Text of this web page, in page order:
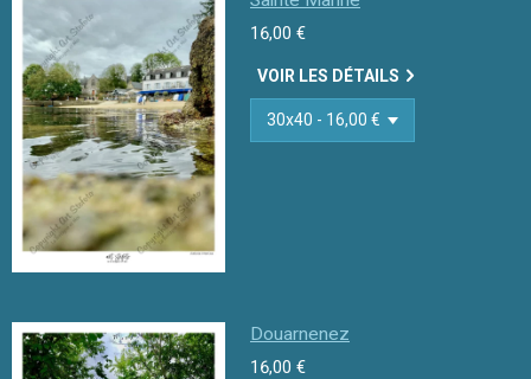
16,00 €
VOIR LES DÉTAILS
Douarnenez
16,00 €